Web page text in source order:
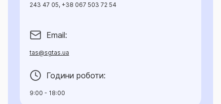
243 47 05, +38 067 503 72 54
Email:
tas@sgtas.ua
Години роботи:
9:00 - 18:00